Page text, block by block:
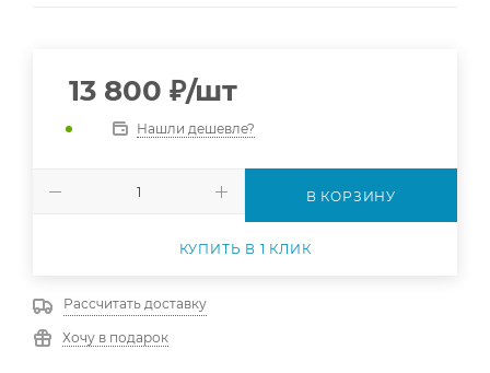
13 800 ₽/шт
Нашли дешевле?
В КОРЗИНУ
КУПИТЬ В 1 КЛИК
Рассчитать доставку
Хочу в подарок